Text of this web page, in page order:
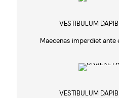
VESTIBULUM
Maecenas imperdiet ante
VESTIBULUM